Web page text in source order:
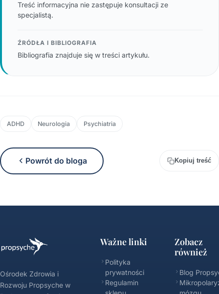
Treść informacyjna nie zastępuje konsultacji ze
specjalistą.
ŹRÓDŁA I BIBLIOGRAFIA
Bibliografia znajduje się w treści artykułu.
ADHD Neurologia Psychiatria
Powrót do bloga Kopiuj treść
Ośrodek Zdrowia i
Rozwoju Propsyche w
Ważne linki
Polityka
prywatności
Regulamin
Zobacz
również
Blog